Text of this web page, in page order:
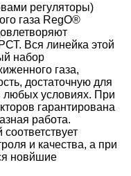
регуляторы)
газа RegO®
Вся линейка этой
набор
газа,
достаточную для
любых условиях. При
гарантирована
работа.
и качества, а при
новйшие